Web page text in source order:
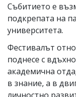
Събитието е
подкрепата на
университета.
Фестивалът
поднесе с
академична
в знание, а в
личностно